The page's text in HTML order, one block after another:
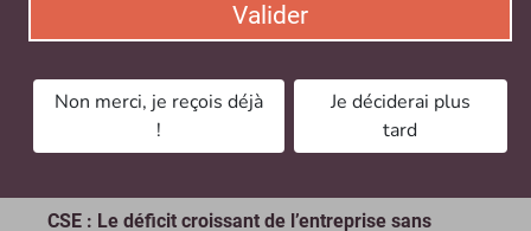
CSE : Le déficit croissant de l’entreprise sans
Valider
Non merci, je reçois déjà
!
Je déciderai plus
tard